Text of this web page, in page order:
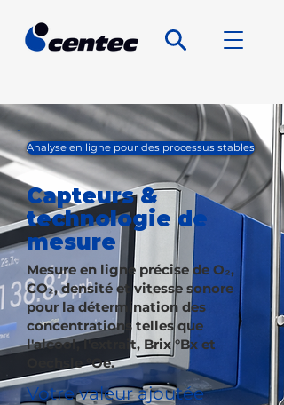
Analyse en ligne pour des processus stables
Capteurs &
technologie de
mesure
Mesure en ligne précise de O₂,
CO₂, densité et vitesse sonore
pour la détermination des
concentrations telles que
l'alcool, l'extrait, Brix °Bx et
Oechsle °Oe.
Votre valeur ajoutée